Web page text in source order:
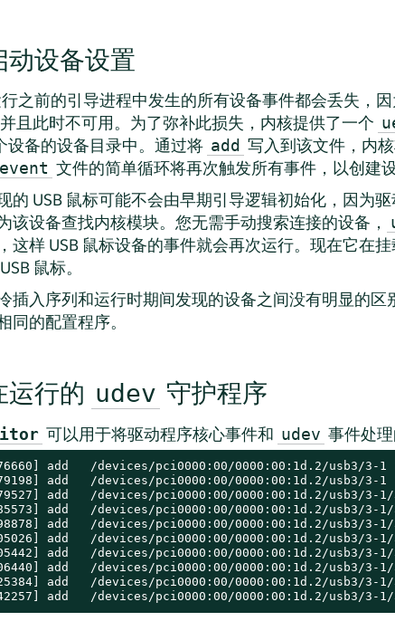
动设备设置
之前的引导进程中发生的所有设备事件都会丢失，
且此时不可用。为了弥补此损失，内核提供了一个
设备的设备目录中。通过将 add 写入到该文件，内
文件的简单循环将再次触发所有事件，以创建
的 USB 鼠标可能不会由早期引导逻辑初始化，因为
该设备查找内核模块。您无需手动搜索连接的设备，
这样 USB 鼠标设备的事件就会再次运行。现在它在
鼠标。
插入序列和运行时期间发现的设备之间没有明显的
同的配置程序。
运行的 udev 守护程序
可以用于将驱动程序核心事件和 udev 事件处理
add   /devices/pci0000:00/0000:00:1d.2/usb3/3-1
add   /devices/pci0000:00/0000:00:1d.2/usb3/3-1
add   /devices/pci0000:00/0000:00:1d.2/usb3/3-
add   /devices/pci0000:00/0000:00:1d.2/usb3/3-
add   /devices/pci0000:00/0000:00:1d.2/usb3/
add   /devices/pci0000:00/0000:00:1d.2/usb3/
add   /devices/pci0000:00/0000:00:1d.2/usb3/
add   /devices/pci0000:00/0000:00:1d.2/usb3/
add   /devices/pci0000:00/0000:00:1d.2/usb3/
add   /devices/pci0000:00/0000:00:1d.2/usb3/